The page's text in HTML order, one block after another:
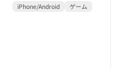
iPhone/Android ゲーム